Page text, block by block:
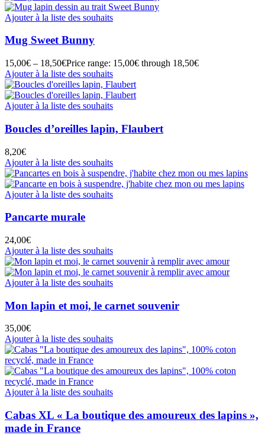
Ajouter à la liste des souhaits
Mug Sweet Bunny
15,00€ – 18,50€Price range: 15,00€ through 18,50€
Ajouter à la liste des souhaits
Ajouter à la liste des souhaits
Boucles d’oreilles lapin, Flaubert
8,20€
Ajouter à la liste des souhaits
Ajouter à la liste des souhaits
Pancarte murale
24,00€
Ajouter à la liste des souhaits
Ajouter à la liste des souhaits
Mon lapin et moi, le carnet souvenir
35,00€
Ajouter à la liste des souhaits
Ajouter à la liste des souhaits
Cabas XL « La boutique des amoureux des lapins »,
made in France